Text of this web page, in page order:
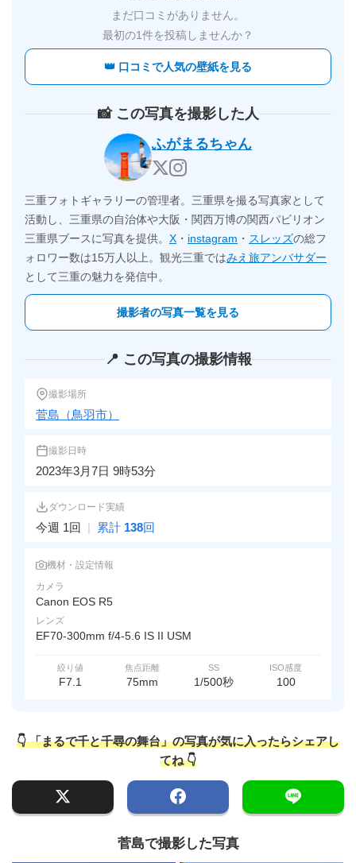
まだ口コミがありません。
最初の1件を投稿しませんか？
👑 口コミで人気の壁紙を見る
📸 この写真を撮影した人
ふがまるちゃん
三重フォトギャラリーの管理者。三重県を撮る写真家として
活動し、三重県の自治体や大阪・関西万博の関西パビリオン
三重県ブースに写真を提供。 X ・ instagram ・ スレッズの総フ
ォロワー数は15万人以上。観光三重ではみえ旅アンバサダー
として三重の魅力を発信中。
撮影者の写真一覧を見る
📍 この写真の撮影情報
撮影場所
菅島（鳥羽市）
撮影日時
2023年3月7日 9時53分
ダウンロード実績
今週 1回 | 累計 138回
機材・設定情報
カメラ
Canon EOS R5
レンズ
EF70-300mm f/4-5.6 IS II USM
絞り値
F7.1
焦点距離
75mm
SS
1/500秒
ISO感度
100
👇 「まるで千と千尋の舞台」の写真が気に入ったらシェアし
てね 👇
菅島で撮影した写真